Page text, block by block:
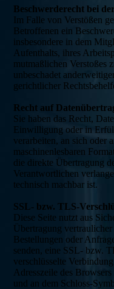
Beschwerderecht bei
Im Falle von Verstößen
Betroffenen ein
insbesondere in dem
Aufenthalts, ihres
mutmaßlichen Verstoßes
unbeschadet
gerichtlicher
Recht auf
Sie haben das Recht,
Einwilligung oder in
verarbeiten, an sich oder
maschinenlesbaren
die direkte Übertragung
Verantwortlichen
technisch machbar ist.
SSL- bzw. TLS-
Diese Seite nutzt aus
Übertragung
Bestellungen oder
senden, eine SSL- bzw.
verschlüsselte
Adresszeile des
und an dem Schloss-